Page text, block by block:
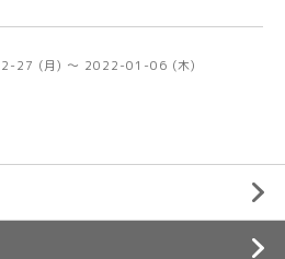
27 (月) ～ 2022-01-06 (木)